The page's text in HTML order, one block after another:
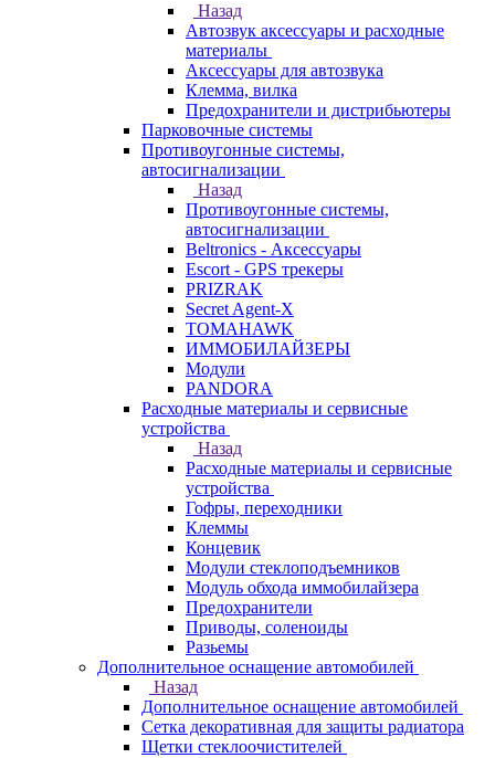
Назад
Автозвук аксессуары и расходные
материалы
Аксессуары для автозвука
Клемма, вилка
Предохранители и дистрибьютеры
Парковочные системы
Противоугонные системы,
автосигнализации
Назад
Противоугонные системы,
автосигнализации
Beltronics - Аксессуары
Escort - GPS трекеры
PRIZRAK
Secret Agent-X
TOMAHAWK
ИММОБИЛАЙЗЕРЫ
Модули
PANDORA
Расходные материалы и сервисные
устройства
Назад
Расходные материалы и сервисные
устройства
Гофры, переходники
Клеммы
Концевик
Модули стеклоподъемников
Модуль обхода иммобилайзера
Предохранители
Приводы, соленоиды
Разьемы
Дополнительное оснащение автомобилей
Назад
Дополнительное оснащение автомобилей
Сетка декоративная для защиты радиатора
Щетки стеклоочистителей